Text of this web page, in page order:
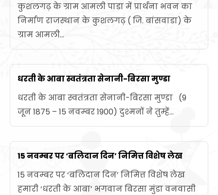
कुशलगढ़ के ग्राम आमली पाडा में प्रार्थना भवन का
निर्माण राजस्थान के कुशलगढ़ ( जि. बांसवाडा) के
ग्राम आमली...
धरती के आबा स्वतंत्रता सेनानी-बिरसा मुण्डा
धरती के आबा स्वतंत्रता सेनानी-बिरसा मुण्डा (9
जून 1875 – 15 नवम्बर 1900) दुश्मनों ने तुम्हें...
15 नवम्बर पर ‘बलिदान दिन’ निमित्त विशेष लेख
15 नवम्बर पर ‘बलिदान दिन’ निमित्त विशेष लेख
हमारी ‘धरती के आबा’ भगवान बिरसा मुंडा वनवासी